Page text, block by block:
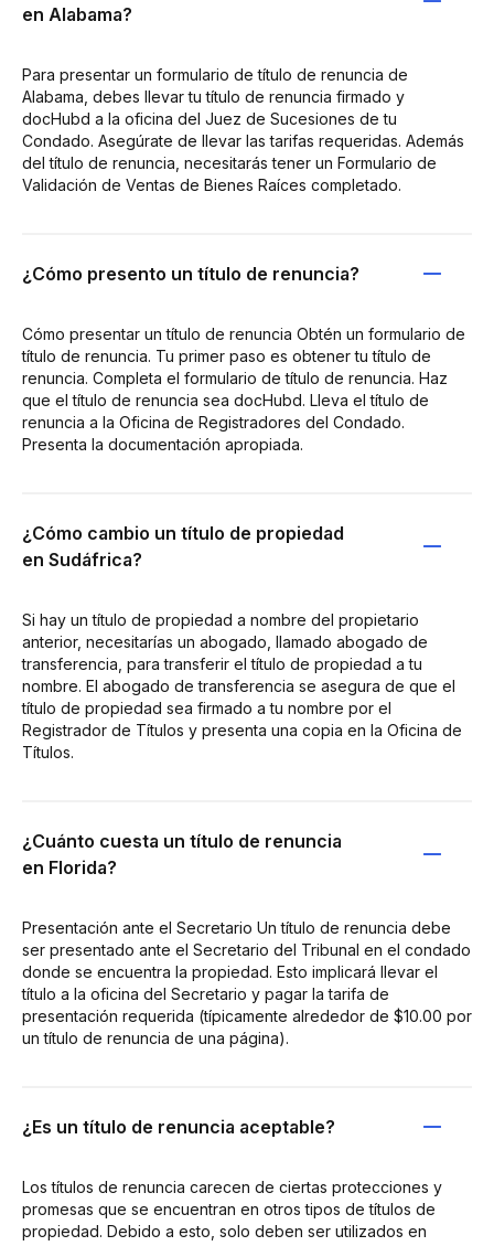
en Alabama?
Para presentar un formulario de título de renuncia de
Alabama, debes llevar tu título de renuncia firmado y
docHubd a la oficina del Juez de Sucesiones de tu
Condado. Asegúrate de llevar las tarifas requeridas. Además
del título de renuncia, necesitarás tener un Formulario de
Validación de Ventas de Bienes Raíces completado.
¿Cómo presento un título de renuncia?
Cómo presentar un título de renuncia Obtén un formulario de
título de renuncia. Tu primer paso es obtener tu título de
renuncia. Completa el formulario de título de renuncia. Haz
que el título de renuncia sea docHubd. Lleva el título de
renuncia a la Oficina de Registradores del Condado.
Presenta la documentación apropiada.
¿Cómo cambio un título de propiedad
en Sudáfrica?
Si hay un título de propiedad a nombre del propietario
anterior, necesitarías un abogado, llamado abogado de
transferencia, para transferir el título de propiedad a tu
nombre. El abogado de transferencia se asegura de que el
título de propiedad sea firmado a tu nombre por el
Registrador de Títulos y presenta una copia en la Oficina de
Títulos.
¿Cuánto cuesta un título de renuncia
en Florida?
Presentación ante el Secretario Un título de renuncia debe
ser presentado ante el Secretario del Tribunal en el condado
donde se encuentra la propiedad. Esto implicará llevar el
título a la oficina del Secretario y pagar la tarifa de
presentación requerida (típicamente alrededor de $10.00 por
un título de renuncia de una página).
¿Es un título de renuncia aceptable?
Los títulos de renuncia carecen de ciertas protecciones y
promesas que se encuentran en otros tipos de títulos de
propiedad. Debido a esto, solo deben ser utilizados en